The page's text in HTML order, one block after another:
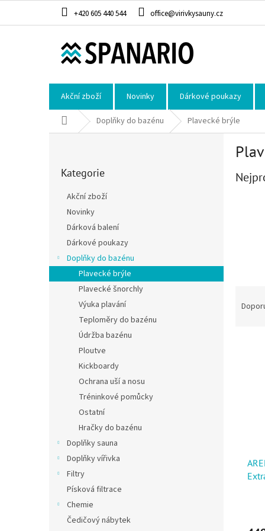
+420 605 440 544 office@virivkysauny.cz
Akční zboží Novinky Dárkové poukazy
Domů Doplňky do bazénu Plavecké brýle
Kategorie
Akční zboží
Novinky
Dárková balení
Dárkové poukazy
Doplňky do bazénu
Plavecké brýle
Plavecké šnorchly
Výuka plavání
Teploměry do bazénu
Údržba bazénu
Ploutve
Kickboardy
Ochrana uší a nosu
Tréninkové pomůcky
Ostatní
Hračky do bazénu
Doplňky sauna
Doplňky vířivka
Filtry
Písková filtrace
Chemie
Čedičový nábytek